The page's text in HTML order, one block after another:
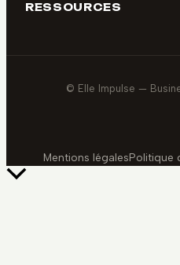
RESSOURCES
© Elle Impulse —
Mentions légalesPolitique